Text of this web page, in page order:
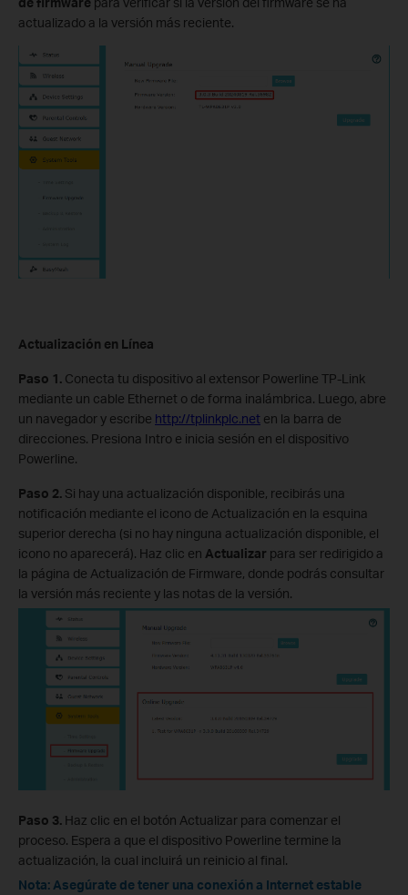
actualizado a la versión más reciente.
Actualización en Línea
Paso 1. Conecta tu dispositivo al extensor Powerline TP-Link
mediante un cable Ethernet o de forma inalámbrica. Luego, abre
un navegador y escribe http://tplinkplc.net en la barra de
direcciones. Presiona Intro e inicia sesión en el dispositivo
Powerline.
Paso 2. Si hay una actualización disponible, recibirás una
notificación mediante el icono de Actualización en la esquina
superior derecha (si no hay ninguna actualización disponible, el
icono no aparecerá). Haz clic en Actualizar para ser redirigido a
la página de Actualización de Firmware, donde podrás consultar
la versión más reciente y las notas de la versión.
Paso 3. Haz clic en el botón Actualizar para comenzar el
proceso. Espera a que el dispositivo Powerline termine la
actualización, la cual incluirá un reinicio al final.
Nota: Asegúrate de tener una conexión a Internet estable